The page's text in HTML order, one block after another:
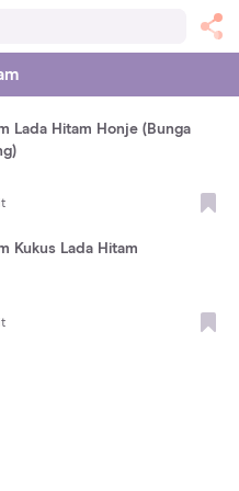
Lada Hitam Honje (Bunga
Kukus Lada Hitam